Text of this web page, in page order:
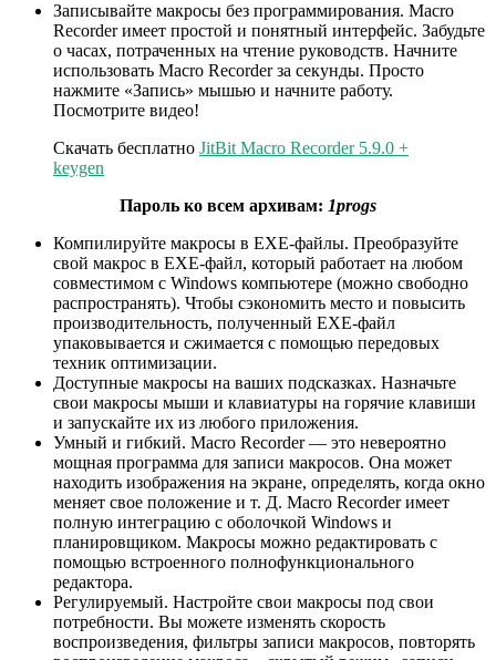
Записывайте макросы без программирования. Macro
Recorder имеет простой и понятный интерфейс. Забудьте
о часах, потраченных на чтение руководств. Начните
использовать Macro Recorder за секунды. Просто
нажмите «Запись» мышью и начните работу.
Посмотрите видео!
Скачать бесплатно JitBit Macro Recorder 5.9.0 +
keygen
Пароль ко всем архивам: 1progs
Компилируйте макросы в EXE-файлы. Преобразуйте
свой макрос в EXE-файл, который работает на любом
совместимом с Windows компьютере (можно свободно
распространять). Чтобы сэкономить место и повысить
производительность, полученный EXE-файл
упаковывается и сжимается с помощью передовых
техник оптимизации.
Доступные макросы на ваших подсказках. Назначьте
свои макросы мыши и клавиатуры на горячие клавиши
и запускайте их из любого приложения.
Умный и гибкий. Macro Recorder — это невероятно
мощная программа для записи макросов. Она может
находить изображения на экране, определять, когда окно
меняет свое положение и т. Д. Macro Recorder имеет
полную интеграцию с оболочкой Windows и
планировщиком. Макросы можно редактировать с
помощью встроенного полнофункционального
редактора.
Регулируемый. Настройте свои макросы под свои
потребности. Вы можете изменять скорость
воспроизведения, фильтры записи макросов, повторять